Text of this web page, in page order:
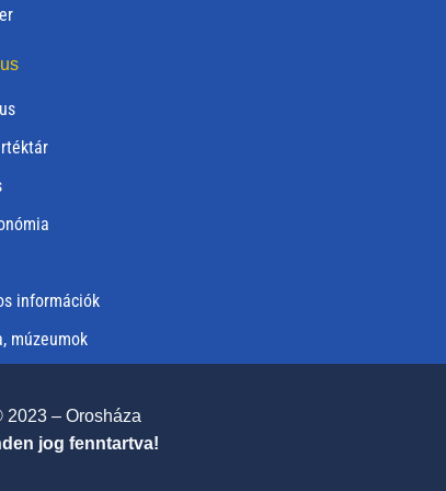
információk
múzeumok
2023 – Orosháza
jog fenntartva!